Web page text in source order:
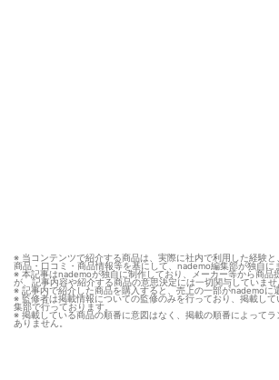
※ 当コンテンツで紹介する商品は、実際に社内で利用した経験と
商品・口コミ・商品情報等を基にして、nademo編集部が独自に
※ 本記事はnademoが独自に制作しており、メーカー等から商品
が、記事内容や紹介する商品の意思決定には一切関与していませ
※ 記事内で紹介した商品を購入すると、売上の一部がnademoに
※ 監修者は掲載情報についての監修のみを行っており、掲載し
集部で行っております。
※ 掲載している商品の順番に意図はなく、掲載の順番によって
ありません。